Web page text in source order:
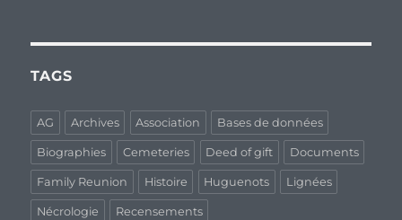
TAGS
AG Archives Association Bases de données
Biographies Cemeteries Deed of gift Documents
Family Reunion Histoire Huguenots Lignées
Nécrologie Recensements